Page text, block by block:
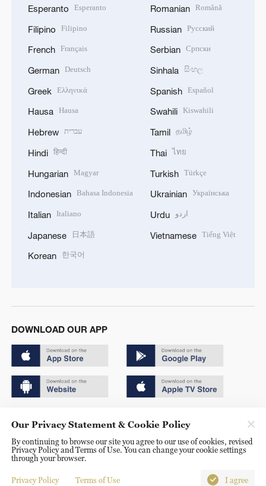
Esperanto Esperanto
Filipino Filipino
French Français
German Deutsch
Greek Ελληνικά
Hausa Hausa
Hebrew עברית
Hindi हिन्दी
Hungarian Magyar
Indonesian Bahasa Indonesia
Italian Italiano
Japanese 日本語
Korean 한국어
Romanian Română
Russian Русский
Serbian Српски
Sinhala සිංහල
Spanish Español
Swahili Kiswahili
Tamil தமிழ்
Thai ไทย
Turkish Türkçe
Ukrainian Українська
Urdu اردو
Vietnamese Tiếng Việt
DOWNLOAD OUR APP
京ICP备20000184号
京公网安备 11010502050052号
Disinformation report hotline: 010-85061466
Our Privacy Statement & Cookie Policy
By continuing to browse our site you agree to our use of cookies, revised
Privacy Policy and Terms of Use. You can change your cookie settings
through your browser.
Privacy Policy Terms of Use I agree